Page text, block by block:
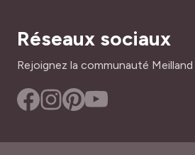
Réseaux sociaux
Rejoignez la communauté Meilland